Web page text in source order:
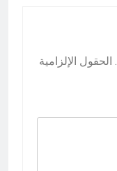
الحقول الإلزامية